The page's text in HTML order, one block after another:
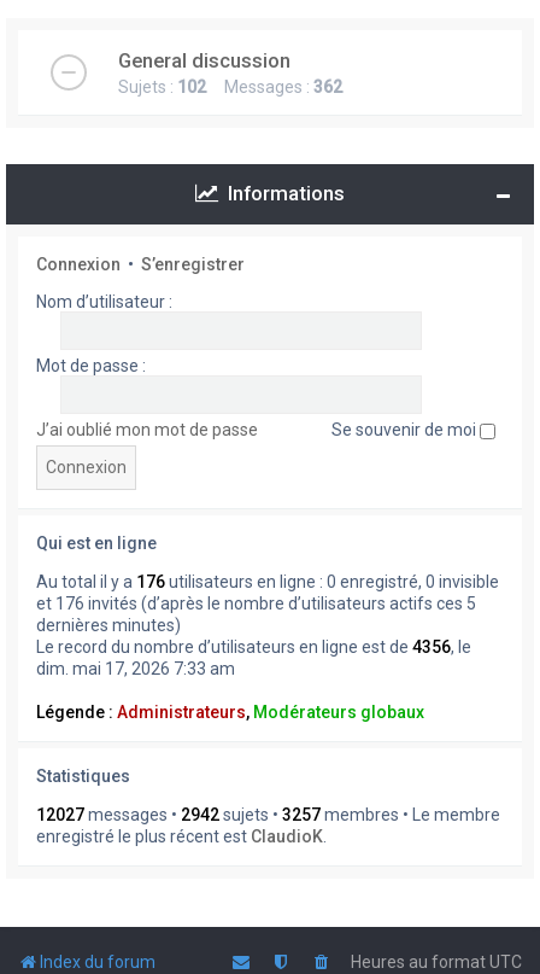
General discussion
Sujets : 102Messages : 362
Informations
Connexion • S’enregistrer
Nom d’utilisateur :
Mot de passe :
J’ai oublié mon mot de passe Se souvenir de moi
Qui est en ligne
Au total il y a 176utilisateurs en ligne : 0 enregistré, 0 invisible
et 176 invités (d’après le nombre d’utilisateurs actifs ces 5
dernières minutes)
Le record du nombre d’utilisateurs en ligne est de 4356, le
dim. mai 17, 2026 7:33 am
Légende : Administrateurs, Modérateurs globaux
Statistiques
12027messages • 2942sujets • 3257membres • Le membre
enregistré le plus récent est ClaudioK
Index du forum Heures au formatUTC